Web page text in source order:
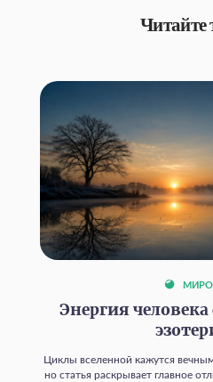
Читайте
Энергия
Циклы вселенной кажутся
но статья раскрывает главное